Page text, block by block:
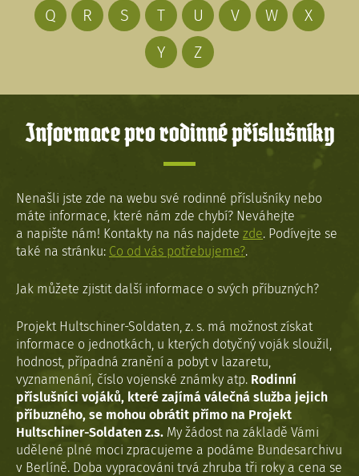
Q
R S T U V W
X
Y
Z
Informace pro rodinné příslušníky
Nenašli jste zde na webu své rodinné příslušníky nebo
máte informace, které nám zde chybí? Neváhejte
a napište nám! Kontakty na nás najdete zde. Podívejte se
také na stránku: Co od vás potřebujeme?.
Jak můžete zjistit další informace o svých příbuzných?
Projekt Hultschiner-Soldaten, z. s. má možnost získat
informace o jednotkách, u kterých dotyčný voják sloužil,
hodnost, případná zranění a pobyt v lazaretu,
vyznamenání, číslo vojenské známky atp. Rodinní
příslušníci vojáků, které zajímá válečná služba jejich
příbuzného, se mohou obrátit přímo na Projekt
Hultschiner-Soldaten z.s. My žádost na základě Vámi
udělené plné moci zpracujeme a podáme Bundesarchivu
v Berlíně. Doba vypracováni trvá zhruba tři roky a cena se